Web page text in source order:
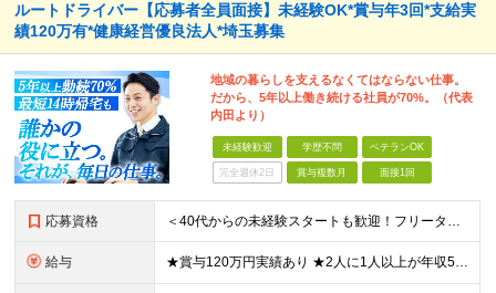
ルートドライバー【応募者全員面接】未経験OK*賞与年3回*支給実
績120万有*健康経営優良法人*埼玉募集
地域の暮らしを支えるなくてはならない仕事。
だから、5年以上働き続ける社員が70%。（代表
内田より）
未経験歓迎 学歴不問 ベテランOK
完全週休2日 賞与複数月 面接1回
応募資格 ＜40代からの未経験スタートも歓迎！フリーターでもOK＞ type経由での入社者多数！ほぼ全員未経験スタートです◎ ★自己PR＆志望理由必要ナシ ★応募者全員面接 ★未経験OK ★社会人経験初めても
給与 ★賞与120万円実績あり ★2人に1人以上が年収500万円以上 （今後年収500万円以上の層はさらに増える予定。年収500万円以下は多くが直近入社者） ★賞与支給実績120万円あり ★免許取得にかかる